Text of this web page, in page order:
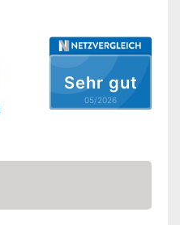
Sehr gut
05/2026